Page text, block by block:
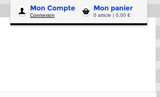
Mon panier
0 article | 0,00 €
Mon Compte
Connexion